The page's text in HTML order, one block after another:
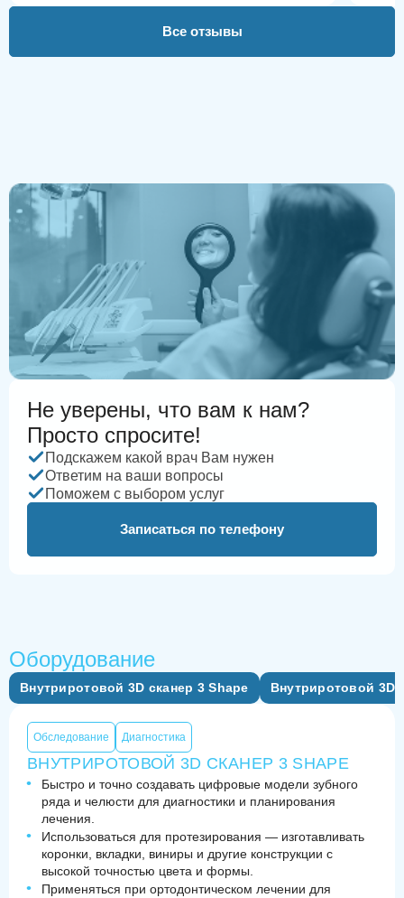
со мной, отвечая на тысячу моих
Все отзывы
Не уверены, что вам к нам?
Просто спросите!
Подскажем какой врач Вам нужен
Ответим на ваши вопросы
Поможем с выбором услуг
Записаться по телефону
Оборудование
Обследование Диагностика
ВНУТРИРОТОВОЙ 3D СКАНЕР 3 SHAPE
Быстро и точно создавать цифровые модели зубного
ряда и челюсти для диагностики и планирования
лечения.
Использоваться для протезирования — изготавливать
коронки, вкладки, виниры и другие конструкции с
высокой точностью цвета и формы.
Применяться при ортодонтическом лечении для
Внутриротовой 3D сканер 3 Shape Внутриротовой 3D